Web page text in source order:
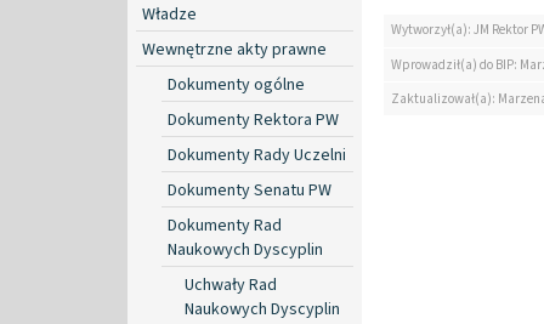
Władze
Wewnętrzne akty prawne
Dokumenty ogólne
Dokumenty Rektora PW
Dokumenty Rady Uczelni
Dokumenty Senatu PW
Dokumenty Rad
Naukowych Dyscyplin
Uchwały Rad
Naukowych Dyscyplin
Wytworzył(a): JM Rektor
Wprowadził(a) do BIP:
Zaktualizował(a):